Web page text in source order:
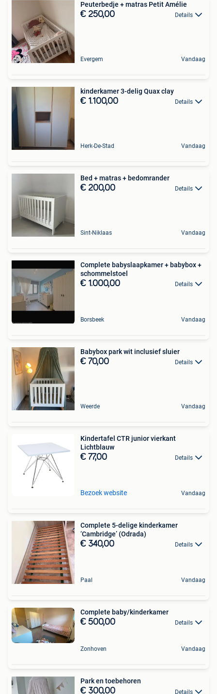
Peuterbedje + matras Petit Amélie
€ 250,00 Details
Evergem Vandaag
kinderkamer 3-delig Quax clay
€ 1.100,00 Details
Herk-De-Stad Vandaag
Bed + matras + bedomrander
€ 200,00 Details
Sint-Niklaas Vandaag
Complete babyslaapkamer + babybox +
schommelstoel
€ 1.000,00 Details
Borsbeek Vandaag
Babybox park wit inclusief sluier
€ 70,00 Details
Weerde Vandaag
Kindertafel CTR junior vierkant
Lichtblauw
€ 77,00 Details
Bezoek website Vandaag
Complete 5-delige kinderkamer
‘Cambridge’ (Odrada)
€ 340,00 Details
Paal Vandaag
Complete baby/kinderkamer
€ 500,00 Details
Zonhoven Vandaag
Park en toebehoren
€ 300,00 Details